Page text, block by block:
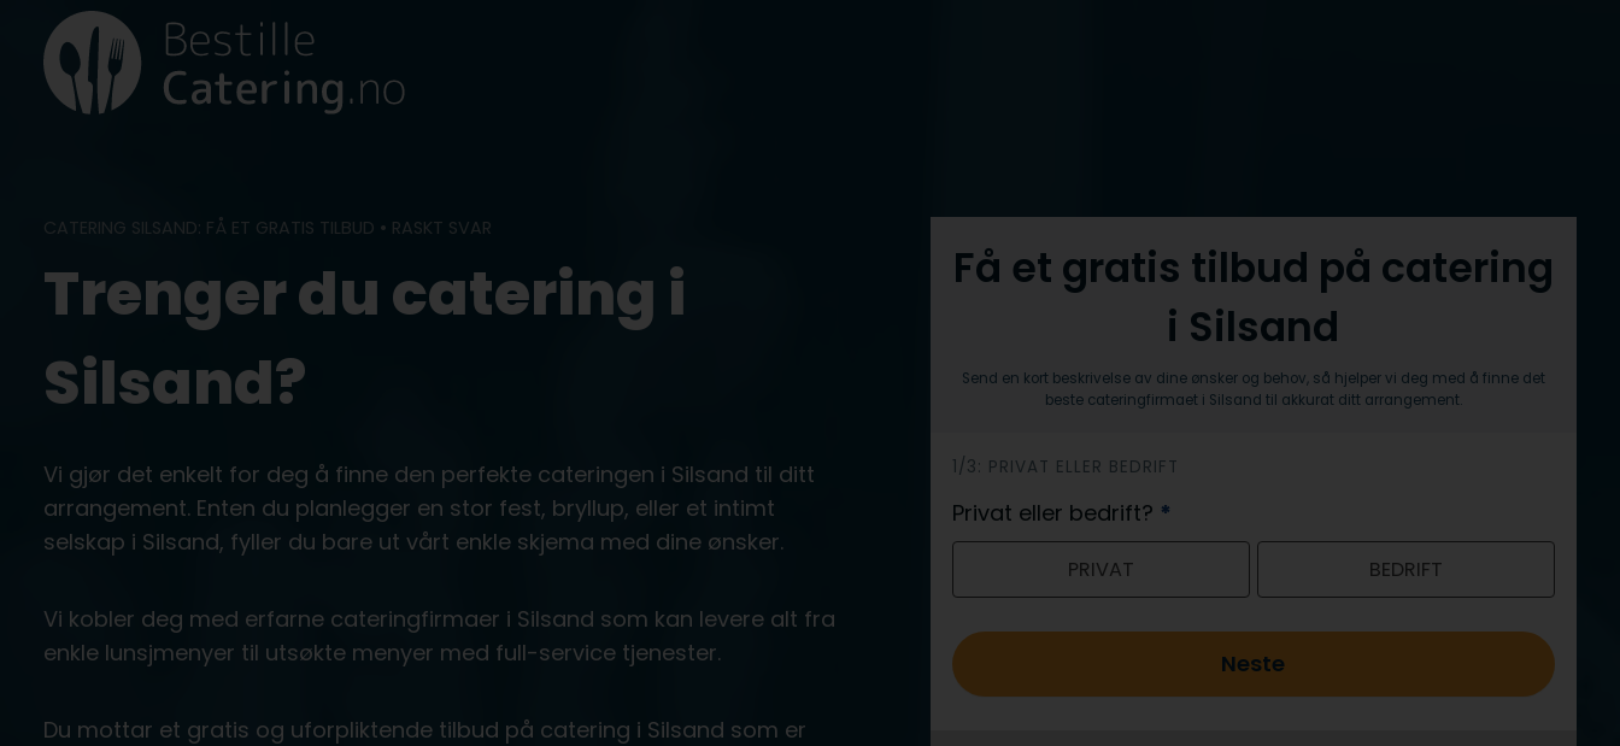
content
CATERING SILSAND: FÅ ET GRATIS TILBUD • RASKT SVAR
Trenger du catering i
Silsand?
Vi gjør det enkelt for deg å finne den perfekte cateringen i Silsand til ditt
arrangement. Enten du planlegger en stor fest, bryllup, eller et intimt
selskap i Silsand, fyller du bare ut vårt enkle skjema med dine ønsker.
Vi kobler deg med erfarne cateringfirmaer i Silsand som kan levere alt fra
enkle lunsjmenyer til utsøkte menyer med full-service tjenester.
Du mottar et gratis og uforpliktende tilbud på catering i Silsand som er
Få et gratis tilbud på catering
i Silsand
Send en kort beskrivelse av dine ønsker og behov, så hjelper vi deg med å finne det
beste cateringfirmaet i Silsand til akkurat ditt arrangement.
h
e
r
1/3: PRIVAT ELLER BEDRIFT
Privat eller bedrift? *
PRIVAT BEDRIFT
Neste